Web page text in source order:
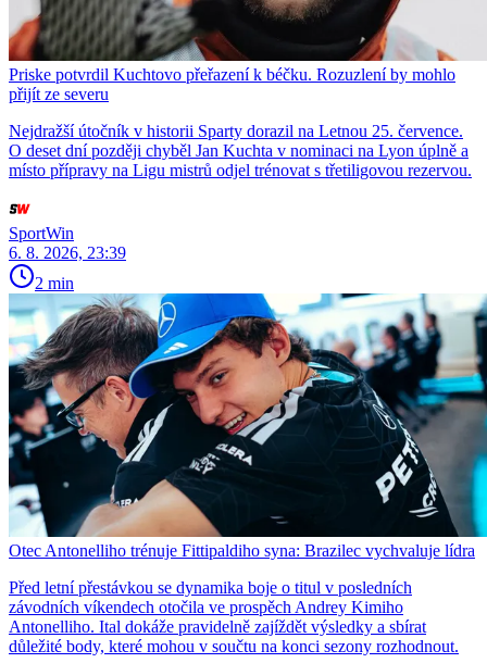
Priske potvrdil Kuchtovo přeřazení k béčku. Rozuzlení by mohlo
přijít ze severu
Nejdražší útočník v historii Sparty dorazil na Letnou 25. července.
O deset dní později chyběl Jan Kuchta v nominaci na Lyon úplně a
místo přípravy na Ligu mistrů odjel trénovat s třetiligovou rezervou.
SportWin
6. 8. 2026, 23:39
2 min
Otec Antonelliho trénuje Fittipaldiho syna: Brazilec vychvaluje lídra
Před letní přestávkou se dynamika boje o titul v posledních
závodních víkendech otočila ve prospěch Andrey Kimiho
Antonelliho. Ital dokáže pravidelně zajíždět výsledky a sbírat
důležité body, které mohou v součtu na konci sezony rozhodnout.